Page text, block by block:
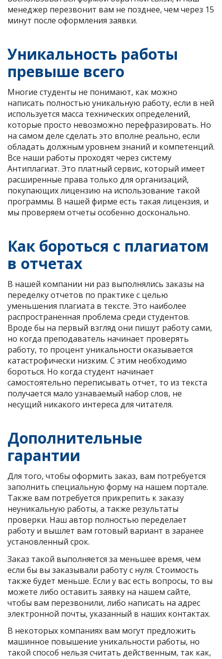
менеджер перезвонит вам не позднее, чем через 15
минут после оформления заявки.
Уникальность работы
превыше всего
Многие студенты не понимают, как можно
написать полностью уникальную работу, если в ней
используется масса технических определений,
которые просто невозможно перефразировать. Но
на самом деле сделать это вполне реально, если
обладать должным уровнем знаний и компетенций.
Все наши работы проходят через систему
Антиплагиат. Это платный сервис, который имеет
расширенные права только для организаций,
покупающих лицензию на использование такой
программы. В нашей фирме есть такая лицензия, и
мы проверяем отчеты особенно досконально.
Как бороться с плагиатом
в отчетах
В нашей компании ни раз выполнялись заказы на
переделку отчетов по практике с целью
уменьшения плагиата в тексте. Это наиболее
распространенная проблема среди студентов.
Вроде бы на первый взгляд они пишут работу сами,
но когда преподаватель начинает проверять
работу, то процент уникальности оказывается
катастрофически низким. С этим необходимо
бороться. Но когда студент начинает
самостоятельно переписывать отчет, то из текста
получается мало узнаваемый набор слов, не
несущий никакого интереса для читателя.
Дополнительные
гарантии
Для того, чтобы оформить заказ, вам потребуется
заполнить специальную форму на нашем портале.
Также вам потребуется прикрепить к заказу
неуникальную работы, а также результаты
проверки. Наш автор полностью переделает
работу и вышлет вам готовый вариант в заранее
установленный срок.
Заказ такой выполняется за меньшее время, чем
если бы вы заказывали работу с нуля. Стоимость
также будет меньше. Если у вас есть вопросы, то вы
можете либо оставить заявку на нашем сайте,
чтобы вам перезвонили, либо написать на адрес
электронной почты, указанный в наших контактах.
В некоторых компаниях вам могут предложить
машинное повышение уникальности работы, но
такой способ нельзя считать действенным, так как,